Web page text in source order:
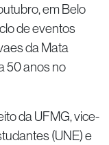
em Belo
de eventos
da Mata
50 anos no
da UFMG, vice-
(UNE) e